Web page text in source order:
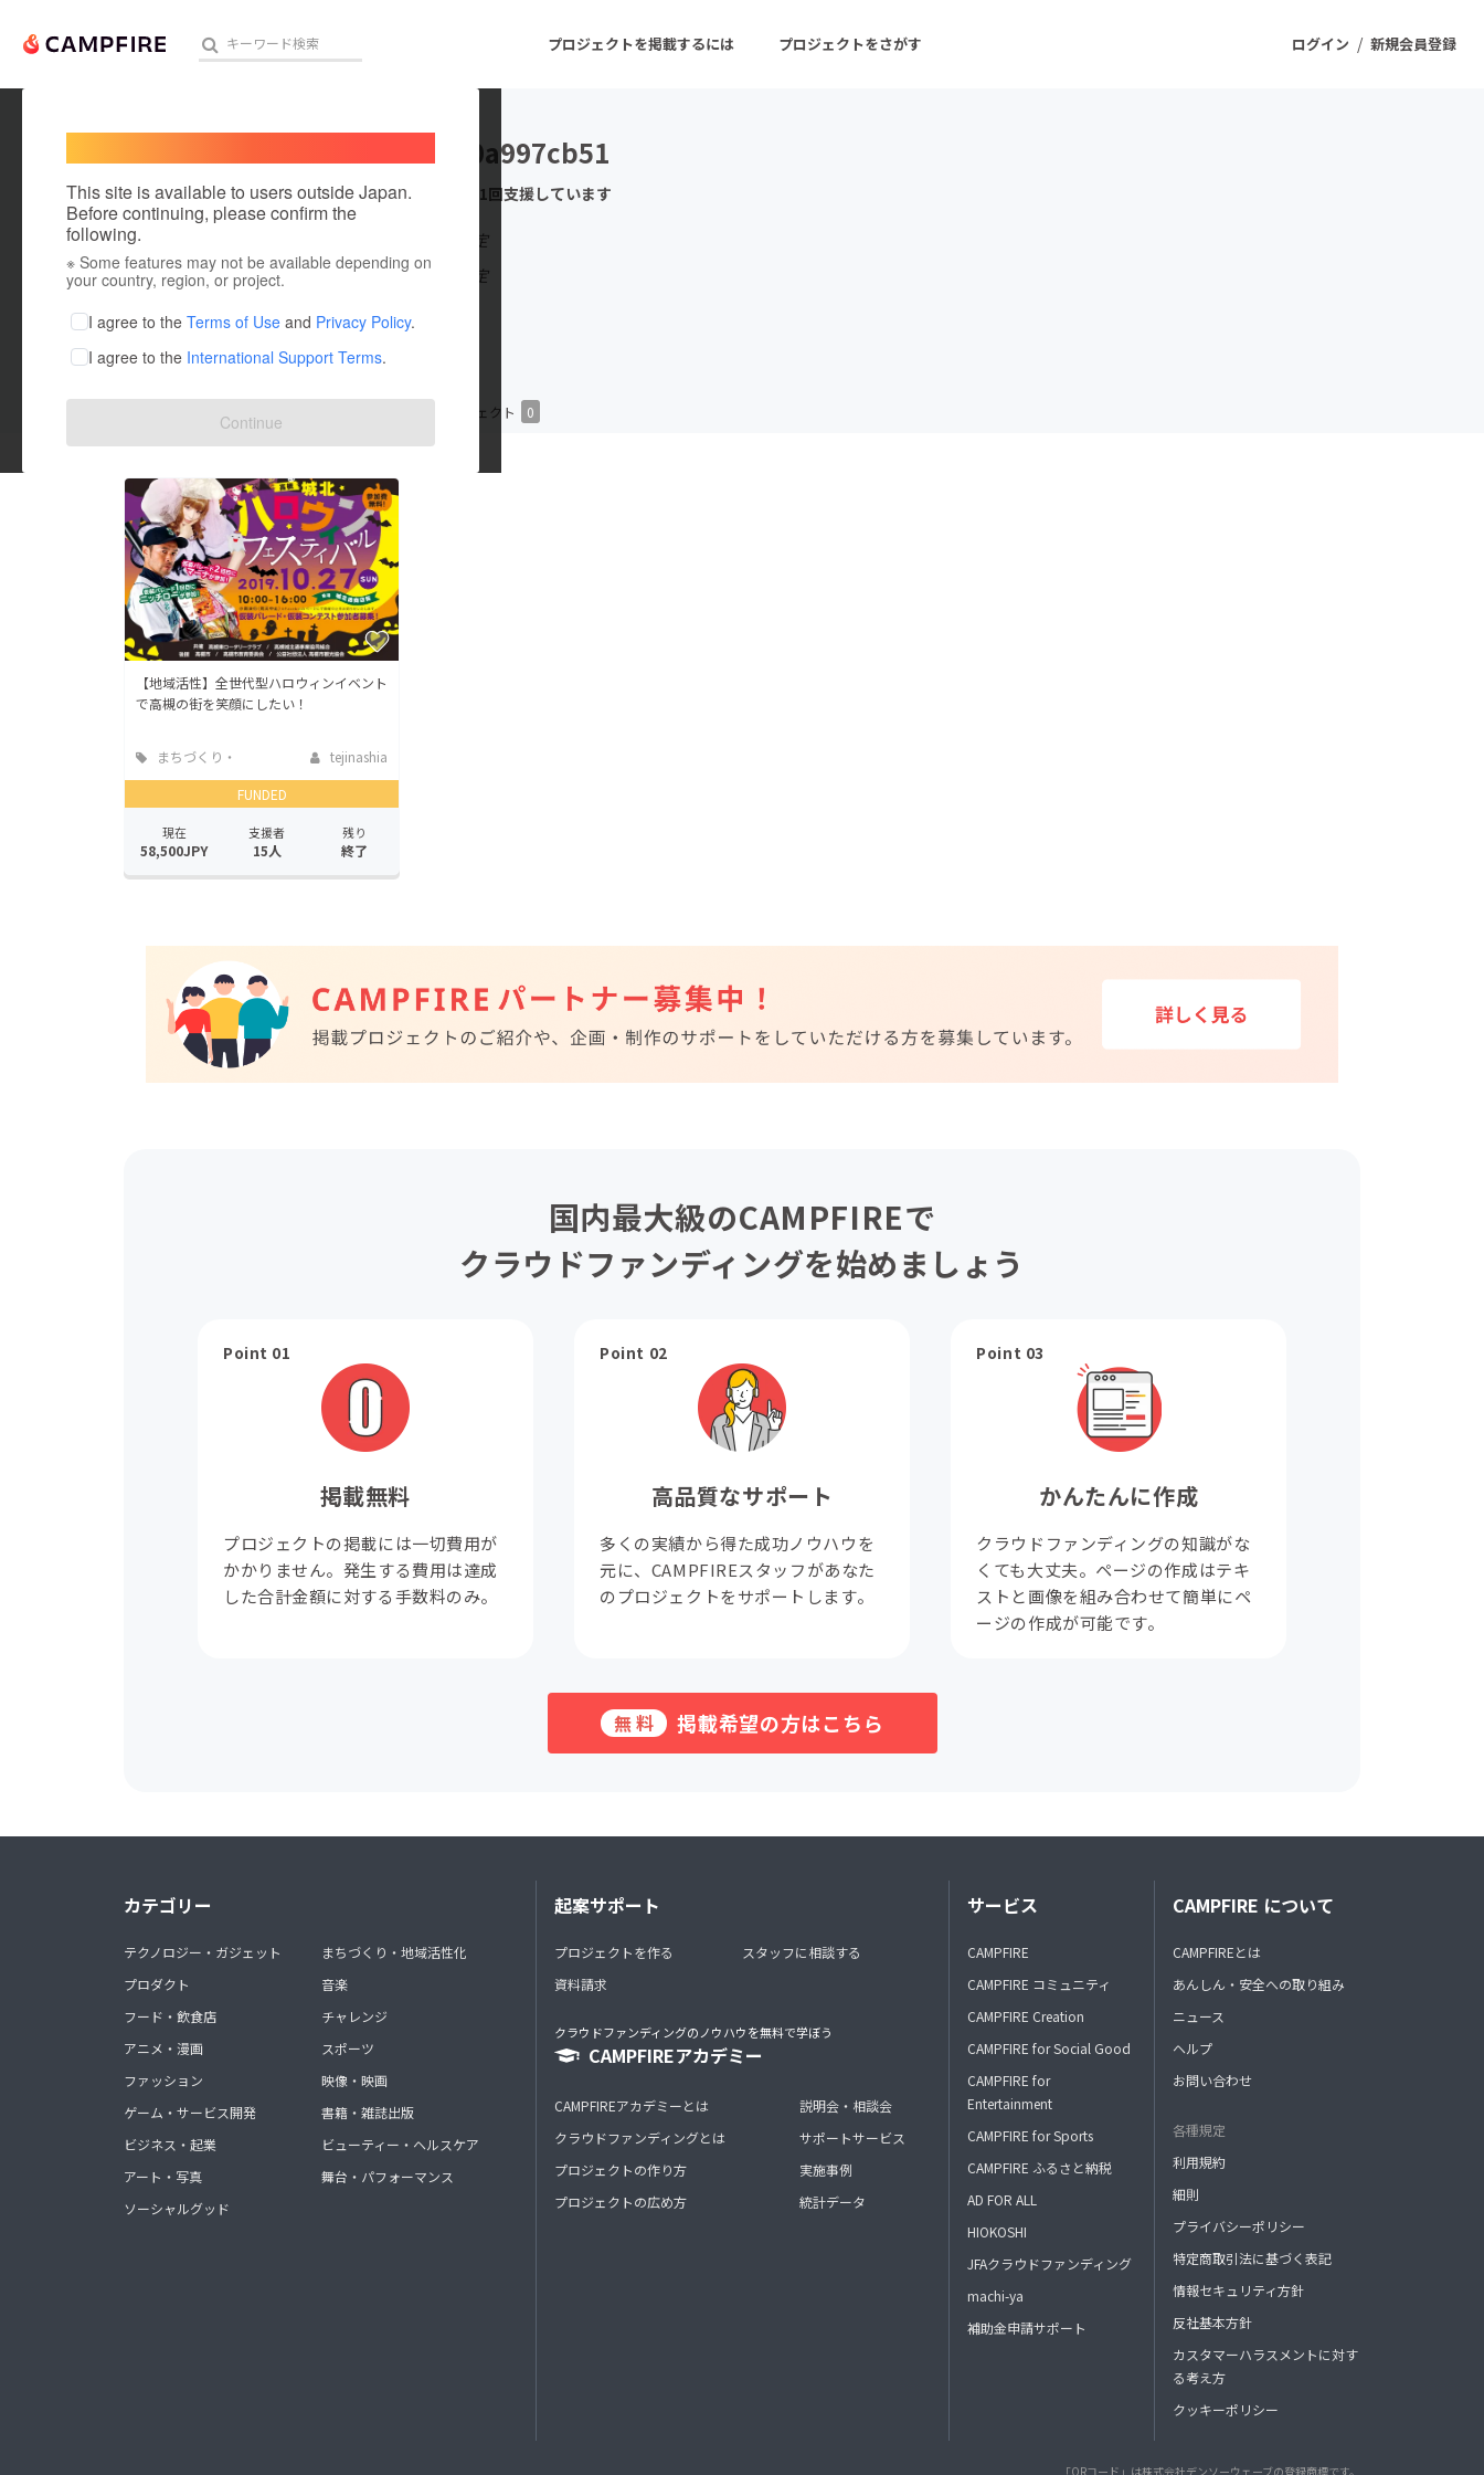
ログイン / 新規会員登録
プロジェクトを掲載するには プロジェクトをさがす
人気のプロジェクト 注目のリターン 注目の新着プロジェクト
アート・写真
テクノロジー・ガジェット
映像・映画
ビジネス・起業
チャレンジ
まちづくり・地域活性化
This site is available to users outside Japan.
Before continuing, please confirm the
following.
※ Some features may not be available depending on
your country, region, or project.
I agree to the Terms of Use and Privacy Policy.
I agree to the International Support Terms.
Continue
guest30a997cb51
これまでに1回支援しています
在住国：未設定
出身国：未設定
プロジェクト 0
【地域活性】全世代型ハロウィンイベント
で高槻の街を笑顔にしたい！
まちづくり・
tejinashia
FUNDED
現在
58,500JPY
支援者
15人
残り
終了
国内最大級のCAMPFIREで
クラウドファンディングを始めましょう
Point 01
掲載無料
プロジェクトの掲載には一切費用が
かかりません。発生する費用は達成
した合計金額に対する手数料のみ。
Point 02
高品質なサポート
多くの実績から得た成功ノウハウを
元に、CAMPFIREスタッフがあなた
のプロジェクトをサポートします。
Point 03
かんたんに作成
クラウドファンディングの知識がな
くても大丈夫。ページの作成はテキ
ストと画像を組み合わせて簡単にペ
ージの作成が可能です。
無料 掲載希望の方はこちら
カテゴリー
テクノロジー・ガジェット
プロダクト
フード・飲食店
アニメ・漫画
ファッション
ゲーム・サービス開発
ビジネス・起業
アート・写真
ソーシャルグッド
まちづくり・地域活性化
音楽
チャレンジ
スポーツ
映像・映画
書籍・雑誌出版
ビューティー・ヘルスケア
舞台・パフォーマンス
起案サポート
プロジェクトを作る
資料請求
スタッフに相談する
クラウドファンディングのノウハウを無料で学ぼう
CAMPFIREアカデミー
CAMPFIREアカデミーとは
クラウドファンディングとは
プロジェクトの作り方
プロジェクトの広め方
説明会・相談会
サポートサービス
実施事例
統計データ
サービス
CAMPFIRE
CAMPFIRE コミュニティ
CAMPFIRE Creation
CAMPFIRE for Social Good
CAMPFIRE for
Entertainment
CAMPFIRE for Sports
CAMPFIRE ふるさと納税
AD FOR ALL
HIOKOSHI
JFAクラウドファンディング
machi-ya
補助金申請サポート
CAMPFIRE について
CAMPFIREとは
あんしん・安全への取り組み
ニュース
ヘルプ
お問い合わせ
各種規定
利用規約
細則
プライバシーポリシー
特定商取引法に基づく表記
情報セキュリティ方針
反社基本方針
カスタマーハラスメントに対す
る考え方
クッキーポリシー
「QRコード」は株式会社デンソーウェーブの登録商標です。